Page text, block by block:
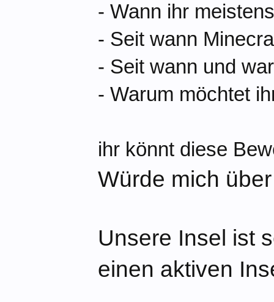
- Wann ihr
- Seit wann
- Seit wann und
- Warum möchtet
ihr könnt diese
Würde mich
Unsere Insel ist
einen aktiven